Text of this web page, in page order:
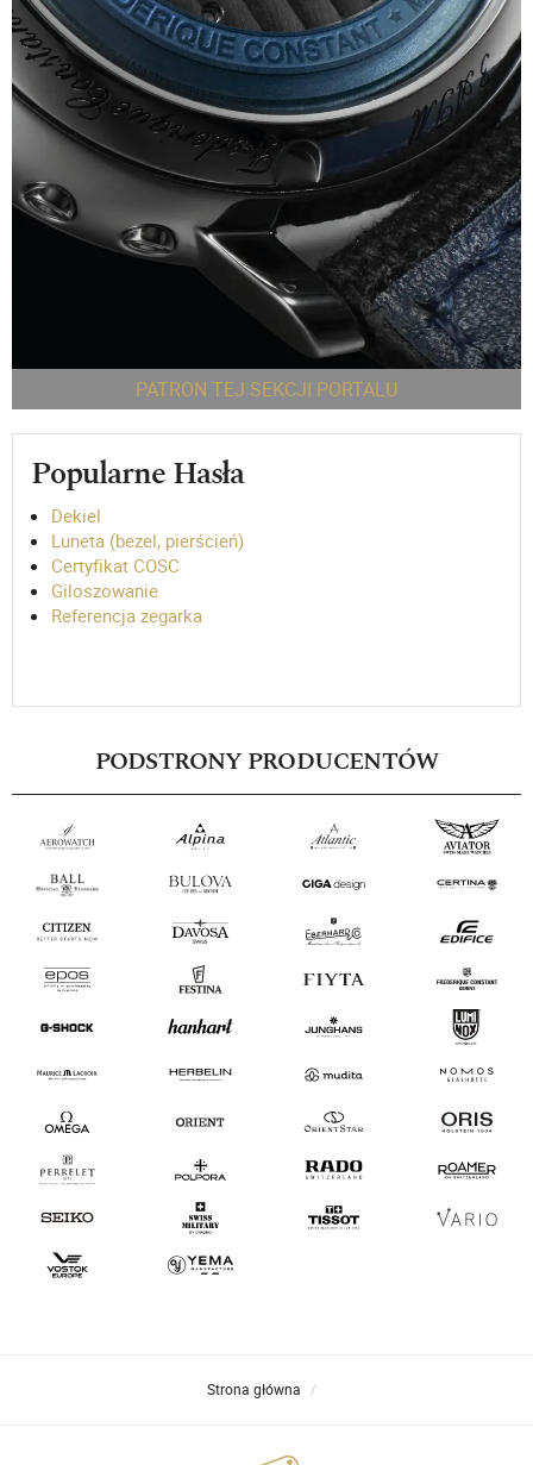
PATRON TEJ SEKCJI PORTALU
Popularne Hasła
Dekiel
Luneta (bezel, pierścień)
Certyfikat COSC
Giloszowanie
Referencja zegarka
PODSTRONY PRODUCENTÓW
Strona główna